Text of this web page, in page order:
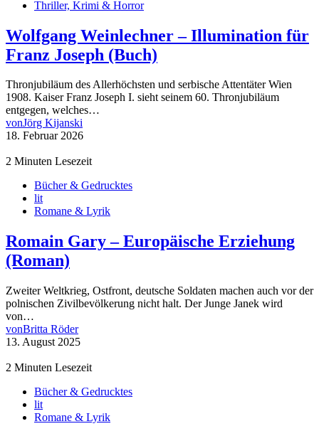
Thriller, Krimi & Horror
Wolfgang Weinlechner – Illumination für
Franz Joseph (Buch)
Thronjubiläum des Allerhöchsten und serbische Attentäter Wien
1908. Kaiser Franz Joseph I. sieht seinem 60. Thronjubiläum
entgegen, welches…
vonJörg Kijanski
18. Februar 2026
2 Minuten Lesezeit
Bücher & Gedrucktes
lit
Romane & Lyrik
Romain Gary – Europäische Erziehung
(Roman)
Zweiter Weltkrieg, Ostfront, deutsche Soldaten machen auch vor der
polnischen Zivilbevölkerung nicht halt. Der Junge Janek wird
von…
vonBritta Röder
13. August 2025
2 Minuten Lesezeit
Bücher & Gedrucktes
lit
Romane & Lyrik